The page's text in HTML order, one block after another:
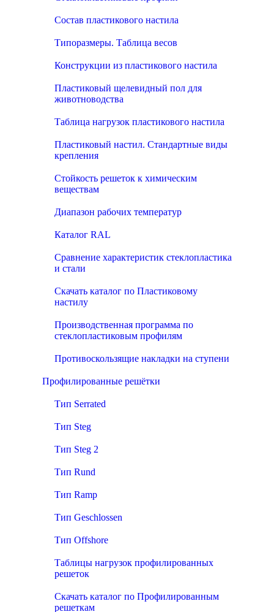
Состав пластикового настила
Типоразмеры. Таблица весов
Конструкции из пластикового настила
Пластиковый щелевидный пол для
животноводства
Таблица нагрузок пластикового настила
Пластиковый настил. Стандартные виды
крепления
Стойкость решеток к химическим
веществам
Диапазон рабочих температур
Каталог RAL
Сравнение характеристик стеклопластика
и стали
Скачать каталог по Пластиковому
настилу
Производственная программа по
стеклопластиковым профилям
Противоскользящие накладки на ступени
Профилированные решётки
Тип Serrated
Тип Steg
Тип Steg 2
Тип Rund
Тип Ramp
Тип Geschlossen
Тип Offshore
Таблицы нагрузок профилированных
решеток
Скачать каталог по Профилированным
решеткам